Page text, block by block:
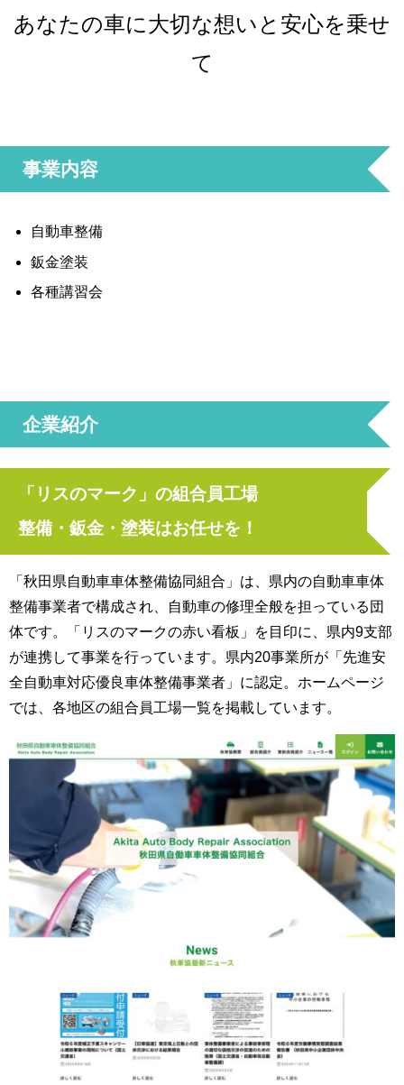
あなたの車に大切な想いと安心を乗せ
て
事業内容
自動車整備
鈑金塗装
各種講習会
企業紹介
「リスのマーク」の組合員工場
整備・鈑金・塗装はお任せを！
「秋田県自動車車体整備協同組合」は、県内の自動車車体
整備事業者で構成され、自動車の修理全般を担っている団
体です。「リスのマークの赤い看板」を目印に、県内9支部
が連携して事業を行っています。県内20事業所が「先進安
全自動車対応優良車体整備事業者」に認定。ホームページ
では、各地区の組合員工場一覧を掲載しています。